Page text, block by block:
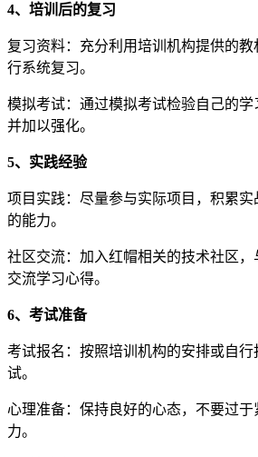
4、培训后的复习
复习资料：充分利用培训机构提供的
行系统复习。
模拟考试：通过模拟考试检验自己的
并加以强化。
5、实践经验
项目实践：尽量参与实际项目，积累
的能力。
社区交流：加入红帽相关的技术社区
交流学习心得。
6、考试准备
考试报名：按照培训机构的安排或自
试。
心理准备：保持良好的心态，不要过
力。